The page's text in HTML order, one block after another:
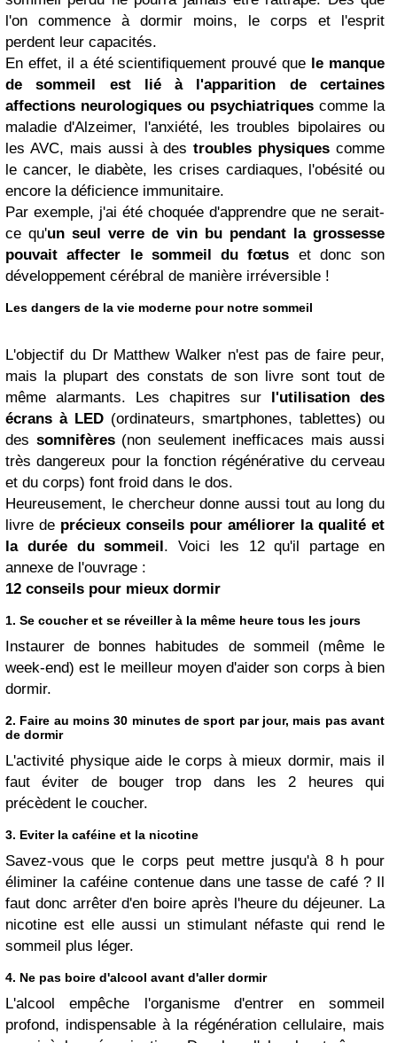
l'on commence à dormir moins, le corps et l'esprit
perdent leur capacités.
En effet, il a été scientifiquement prouvé que le manque
de sommeil est lié à l'apparition de certaines
affections neurologiques ou psychiatriques comme la
maladie d'Alzeimer, l'anxiété, les troubles bipolaires ou
les AVC, mais aussi à destroubles physiques comme
le cancer, le diabète, les crises cardiaques, l'obésité ou
encore la déficience immunitaire.
Par exemple, j'ai été choquée d'apprendre que ne serait-
ce qu'un seul verre de vin bu pendant la grossesse
pouvait affecter le sommeil du fœtus et donc son
développement cérébral de manière irréversible !
Les dangers de la vie moderne pour notre sommeil
L'objectif du Dr Matthew Walker n'est pas de faire peur,
mais la plupart des constats de son livre sont tout de
même alarmants. Les chapitres sur l'utilisation des
écrans à LED (ordinateurs, smartphones, tablettes) ou
des somnifères (non seulement inefficaces mais aussi
très dangereux pour la fonction régénérative du cerveau
et du corps) font froid dans le dos.
Heureusement, le chercheur donne aussi tout au long du
livre de précieux conseils pour améliorer la qualité et
la durée du sommeil. Voici les 12 qu'il partage en
annexe de l'ouvrage :
12 conseils pour mieux dormir
1. Se coucher et se réveiller à la même heure tous les jours
Instaurer de bonnes habitudes de sommeil (même le
week-end) est le meilleur moyen d'aider son corps à bien
dormir.
2. Faire au moins 30 minutes de sport par jour, mais pas avant
de dormir
L'activité physique aide le corps à mieux dormir, mais il
faut éviter de bouger trop dans les 2 heures qui
précèdent le coucher.
3. Eviter la caféine et la nicotine
Savez-vous que le corps peut mettre jusqu'à 8 h pour
éliminer la caféine contenue dans une tasse de café ? Il
faut donc arrêter d'en boire après l'heure du déjeuner. La
nicotine est elle aussi un stimulant néfaste qui rend le
sommeil plus léger.
4. Ne pas boire d'alcool avant d'aller dormir
L'alcool empêche l'organisme d'entrer en sommeil
profond, indispensable à la régénération cellulaire, mais